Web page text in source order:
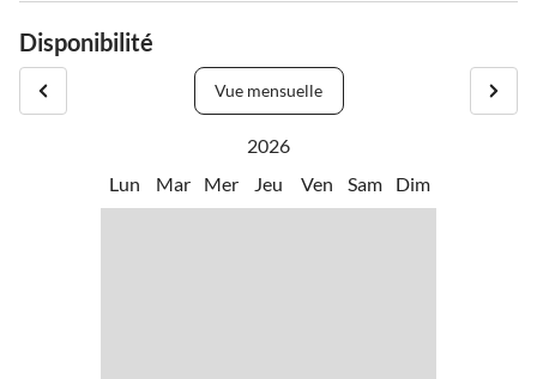
Disponibilité
Vue mensuelle
2026
Lun
Mar Mer Jeu Ven Sam Dim